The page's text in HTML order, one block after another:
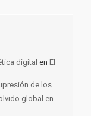
digital en El
de los
global en